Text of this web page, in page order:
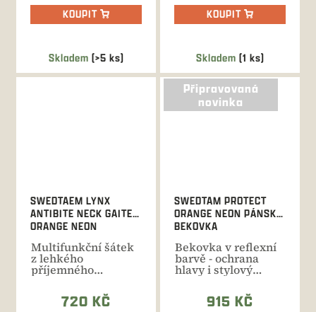
Skladem (>5 ks)
KOUPIT
Skladem (1 ks)
KOUPIT
SWEDTAEM LYNX
ANTIBITE NECK GAITER
ORANGE NEON
Multifunkční šátek
z lehkého
příjemného
materiálu s
úpravou...720 KČ
Připravovaná
novinka
SWEDTAM PROTECT
ORANGE NEON PÁNSKÁ
BEKOVKA
Bekovka v reflexní
barvě - ochrana
hlavy i stylový
doplněk pro
zajištění...915 KČ